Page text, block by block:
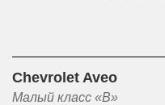
Chevrolet Aveo
Малый класс «B»